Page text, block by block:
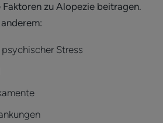
Faktoren zu Alopezie beitragen.
Stress